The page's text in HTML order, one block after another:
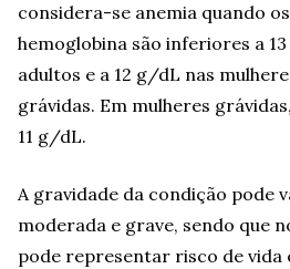
considera-se anemia quando
hemoglobina são inferiores a
adultos e a 12 g/dL nas
grávidas. Em mulheres
11 g/dL.
A gravidade da condição pode
moderada e grave, sendo que
pode representar risco de vida